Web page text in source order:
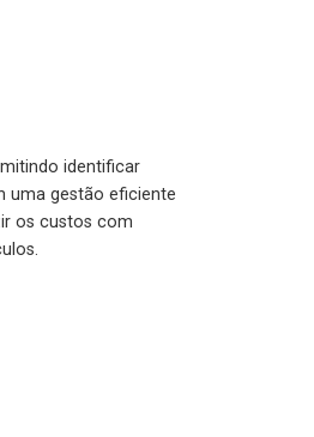
identificar
uma gestão eficiente
os custos com